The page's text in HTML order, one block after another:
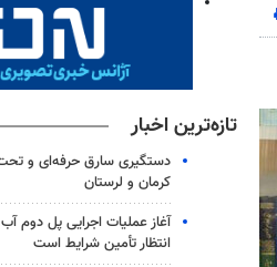
تازه‌ترین اخبار
دستگیری سارق حرفه‌ای و
کرمان و لرستان
آغاز عملیات اجرایی پل دوم
انتظار تأمین شرایط است